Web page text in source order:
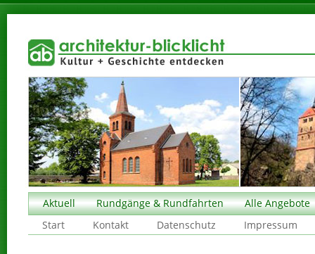
Aktuell Rundgänge & Rundfahrten
Alle Angebote
Start
Kontakt Datenschutz Impressum